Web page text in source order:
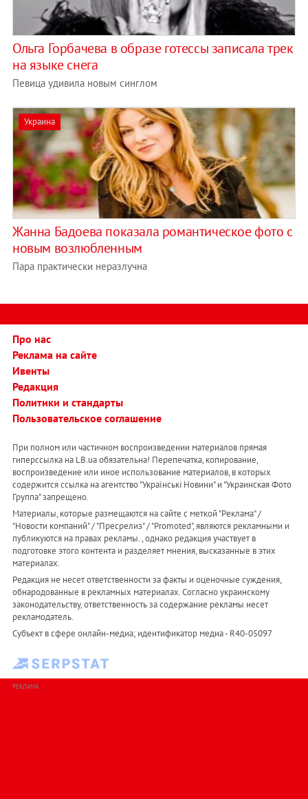
Ольга Горбачева в образе готессы записала трек
на языке снега
Певица удивила новым синглом
Украина
Жанна Бадоева показала романтическое фото с
новым возлюбленным
Пара практически неразлучна
Про нас
Реклама на сайте
Ивенты
Редакция
Политики и стандарты
Пользовательское соглашение
При полном или частичном воспроизведении материалов прямая
гиперссылка на LB.ua обязательна! Перепечатка, копирование,
воспроизведение или иное использование материалов, в которых
содержится ссылка на агентство "Українськi Новини" и "Украинская Фото
Группа" запрещено.
Материалы, которые размещаются на сайте с меткой "Реклама" /
"Новости компаний" / "Пресрелиз" / "Promoted", являются рекламными и
публикуются на правах рекламы. , однако редакция участвует в
подготовке этого контента и разделяет мнения, высказанные в этих
материалах.
Редакция не несет ответственности за факты и оценочные суждения,
обнародованные в рекламных материалах. Согласно украинскому
законодательству, ответственность за содержание рекламы несет
рекламодатель.
Субъект в сфере онлайн-медиа; идентификатор медиа - R40-05097
РЕКЛАМА